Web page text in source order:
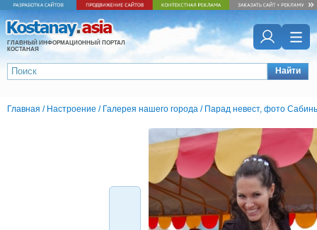
ГЛАВНЫЙ ИНФОРМАЦИОННЫЙ ПОРТАЛ
КОСТАНАЯ
Найти
Главная / Настроение / Галерея нашего города / Парад невест, фото